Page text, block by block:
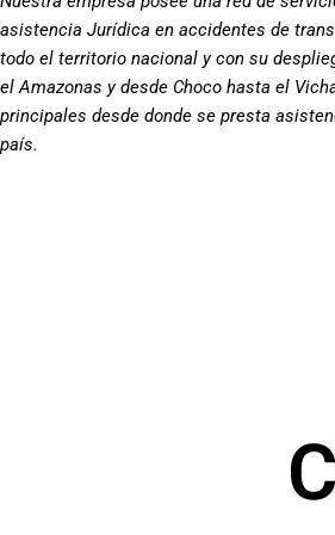
asistencia Jurídica en accidentes de
todo el territorio nacional y con su
el Amazonas y desde Choco hasta el
principales desde donde se presta
país.